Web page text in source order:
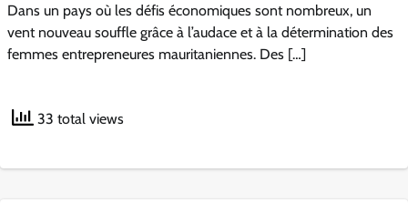
Dans un pays où les défis économiques sont nombreux, un
vent nouveau souffle grâce à l’audace et à la détermination des
femmes entrepreneures mauritaniennes. Des […]
33 total views